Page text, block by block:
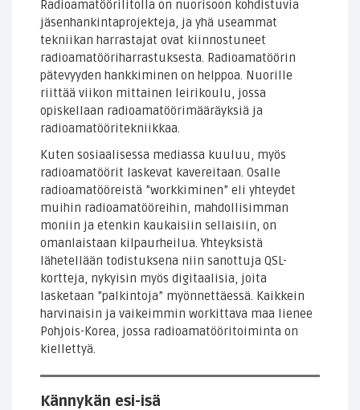
Radioamatöörilitolla on nuorisoon kohdistuvia
jäsenhankintaprojekteja, ja yhä useammat
tekniikan harrastajat ovat kiinnostuneet
radioamatööriharrastuksesta. Radioamatöörin
pätevyyden hankkiminen on helppoa. Nuorille
riittää viikon mittainen leirikoulu, jossa
opiskellaan radioamatöörimääräyksiä ja
radioamatööritekniikkaa.
Kuten sosiaalisessa mediassa kuuluu, myös
radioamatöörit laskevat kavereitaan. Osalle
radioamatööreistä ”workkiminen” eli yhteydet
muihin radioamatööreihin, mahdollisimman
moniin ja etenkin kaukaisiin sellaisiin, on
omanlaistaan kilpaurheilua. Yhteyksistä
lähetellään todistuksena niin sanottuja QSL-
kortteja, nykyisin myös digitaalisia, joita
lasketaan ”palkintoja” myönnettäessä. Kaikkein
harvinaisin ja vaikeimmin workittava maa lienee
Pohjois-Korea, jossa radioamatööritoiminta on
kiellettyä.
Kännykän esi-isä